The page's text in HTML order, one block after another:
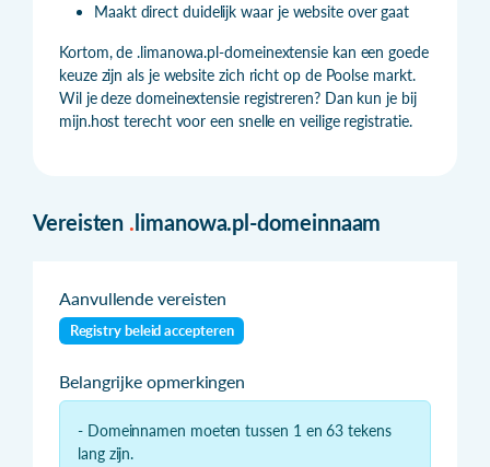
Maakt direct duidelijk waar je website over gaat
Kortom, de .limanowa.pl-domeinextensie kan een goede
keuze zijn als je website zich richt op de Poolse markt.
Wil je deze domeinextensie registreren? Dan kun je bij
mijn.host terecht voor een snelle en veilige registratie.
Vereisten .limanowa.pl-domeinnaam
Aanvullende vereisten
Registry beleid accepteren
Belangrijke opmerkingen
- Domeinnamen moeten tussen 1 en 63 tekens
lang zijn.